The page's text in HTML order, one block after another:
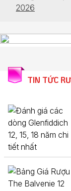
2026
TIN TỨC